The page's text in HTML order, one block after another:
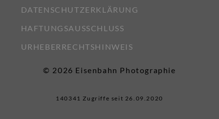
DATENSCHUTZERKLÄRUNG
HAFTUNGSAUSSCHLUSS
URHEBERRECHTSHINWEIS
© 2026 Eisenbahn Photographie
140341 Zugriffe seit 26.09.2020